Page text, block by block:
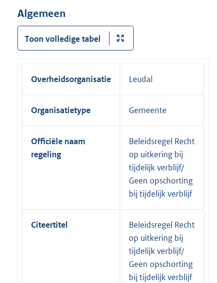
Algemeen
Toon volledige tabel
Overheidsorganisatie Leudal
Organisatietype Gemeente
Officiële naam
regeling
Beleidsregel Recht
op uitkering bij
tijdelijk verblijf/
Geen opschorting
bij tijdelijk verblijf
Citeertitel
Beleidsregel Recht
op uitkering bij
tijdelijk verblijf/
Geen opschorting
bij tijdelijk verblijf